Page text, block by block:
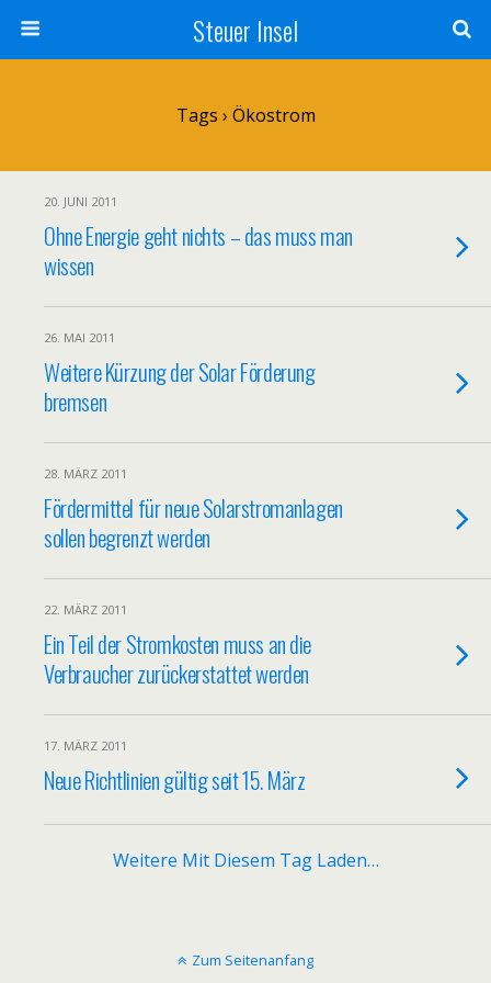
Steuer Insel
Tags › Ökostrom
20. JUNI 2011
Ohne Energie geht nichts – das muss man
wissen
26. MAI 2011
Weitere Kürzung der Solar Förderung
bremsen
28. MÄRZ 2011
Fördermittel für neue Solarstromanlagen
sollen begrenzt werden
22. MÄRZ 2011
Ein Teil der Stromkosten muss an die
Verbraucher zurückerstattet werden
17. MÄRZ 2011
Neue Richtlinien gültig seit 15. März
Weitere Mit Diesem Tag Laden…
Zum Seitenanfang